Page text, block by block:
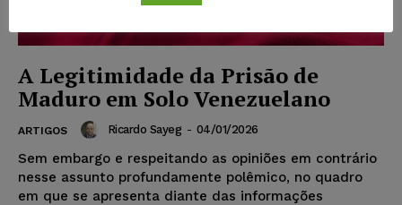
A Legitimidade da Prisão de
Maduro em Solo Venezuelano
ARTIGOS Ricardo Sayeg - 04/01/2026
Sem embargo e respeitando as opiniões em contrário
nesse assunto profundamente polêmico, no quadro
em que se apresenta diante das informações